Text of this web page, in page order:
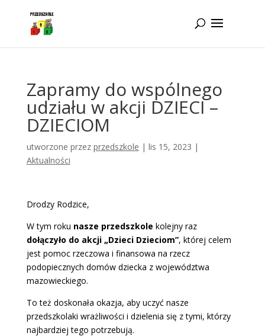
Zapramy do wspólnego
udziału w akcji DZIECI –
DZIECIOM
utworzone przez przedszkole | lis 15, 2023 |
Aktualności
Drodzy Rodzice,
W tym roku nasze przedszkole kolejny raz
dołączyło do akcji „Dzieci Dzieciom”, której celem
jest pomoc rzeczowa i finansowa na rzecz
podopiecznych domów dziecka z województwa
mazowieckiego.
To też doskonała okazja, aby uczyć nasze
przedszkolaki wrażliwości i dzielenia się z tymi, którzy
najbardziej tego potrzebują.